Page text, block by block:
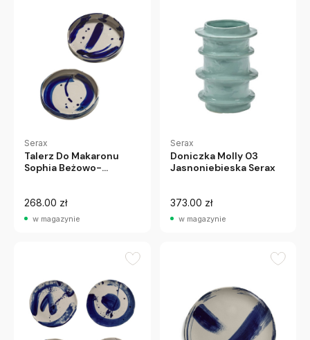
Serax
Talerz Do Makaronu
Sophia Beżowo-
268.00 zł
w magazynie
Serax
Doniczka Molly 03
Jasnoniebieska Serax
373.00 zł
w magazynie